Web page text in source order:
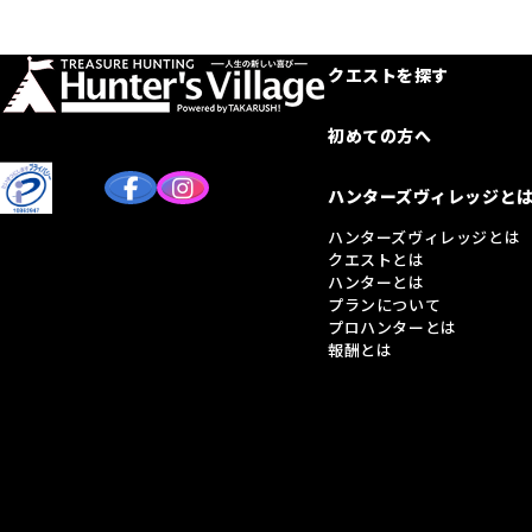
クエストを探す
初めての方へ
ハンターズヴィレッジと
ハンターズヴィレッジとは
クエストとは
ハンターとは
プランについて
プロハンターとは
報酬とは